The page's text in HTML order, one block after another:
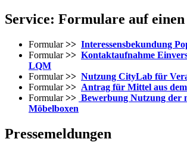
Service: Formulare auf
Formular>> Interessensbekundung
Formular>> Kontaktaufnahme
LQM
Formular>> Nutzung CityLab für
Formular>> Antrag für Mittel aus
Formular>> Bewerbung Nutzung der
Möbelboxen
Pressemeldungen